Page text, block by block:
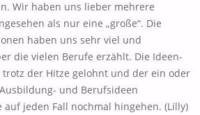
Wir haben uns lieber mehrere
als nur eine „große“. Die
haben uns sehr viel und
die vielen Berufe erzählt. Die Ideen-
trotz der Hitze gelohnt und der ein oder
und Berufsideen
auf jeden Fall nochmal hingehen. (Lilly)